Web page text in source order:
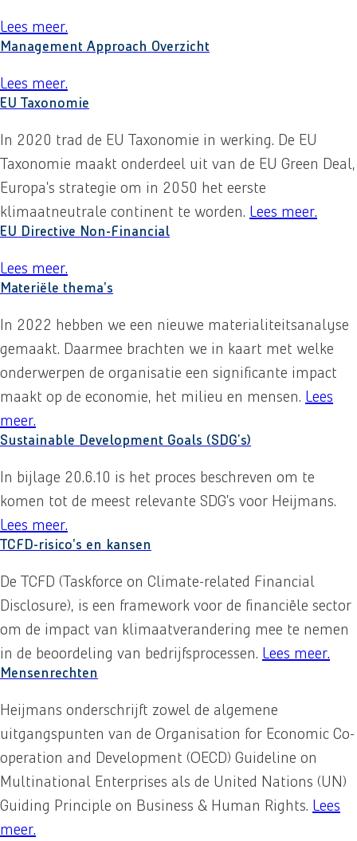
Lees meerover
.
Management Approach Overzicht
Lees meerover
.
EU Taxonomie
In 2020 trad de EU Taxonomie in werking. De EU
Taxonomie maakt onderdeel uit van de EU Green Deal,
Europa’s strategie om in 2050 het eerste
klimaatneutrale continent te worden. Lees meerover
.
EU Directive Non-Financial
Lees meerover
.
Materiële thema's
In 2022 hebben we een nieuwe materialiteitsanalyse
gemaakt. Daarmee brachten we in kaart met welke
onderwerpen de organisatie een significante impact
maakt op de economie, het milieu en mensen. Lees
meerover
.
Sustainable Development Goals (SDG’s)
In bijlage 20.6.10 is het proces beschreven om te
komen tot de meest relevante SDG’s voor Heijmans.
Lees meerover
.
TCFD-risico's en kansen
De TCFD (Taskforce on Climate-related Financial
Disclosure), is een framework voor de financiële sector
om de impact van klimaatverandering mee te nemen
in de beoordeling van bedrijfsprocessen. Lees meer.
Mensenrechten
Heijmans onderschrijft zowel de algemene
uitgangspunten van de Organisation for Economic Co-
operation and Development (OECD) Guideline on
Multinational Enterprises als de United Nations (UN)
Guiding Principle on Business & Human Rights. Lees
meerover
.